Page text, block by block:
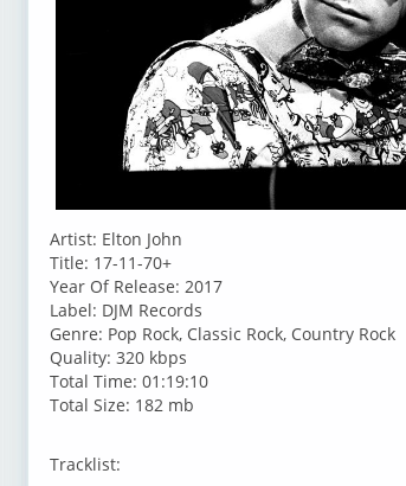
Artist: Elton John
Title: 17-11-70+
Year Of Release: 2017
Label: DJM Records
Genre: Pop Rock, Classic Rock, Country Rock
Quality: 320 kbps
Total Time: 01:19:10
Total Size: 182 mb
Tracklist: